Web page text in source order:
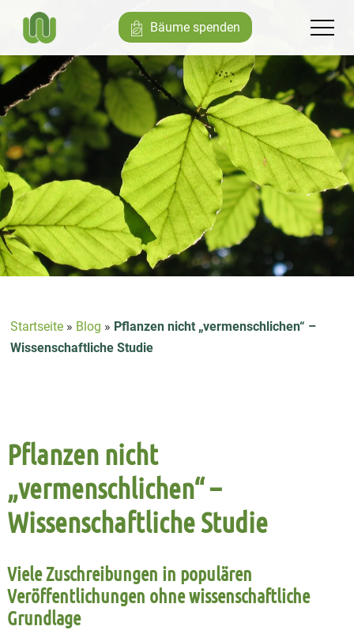
Bäume spenden
Startseite » Blog » Pflanzen nicht „vermenschlichen“ –
Wissenschaftliche Studie
Pflanzen nicht
„vermenschlichen“ –
Wissenschaftliche Studie
Viele Zuschreibungen in populären
Veröffentlichungen ohne wissenschaftliche
Grundlage